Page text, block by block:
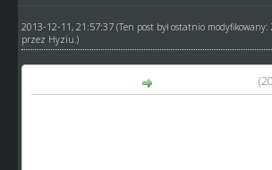
2013-12-11, 21:57:37 (Ten post był ostatnio
przez Hyziu.)